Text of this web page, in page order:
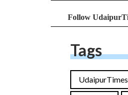
Follow
Tags